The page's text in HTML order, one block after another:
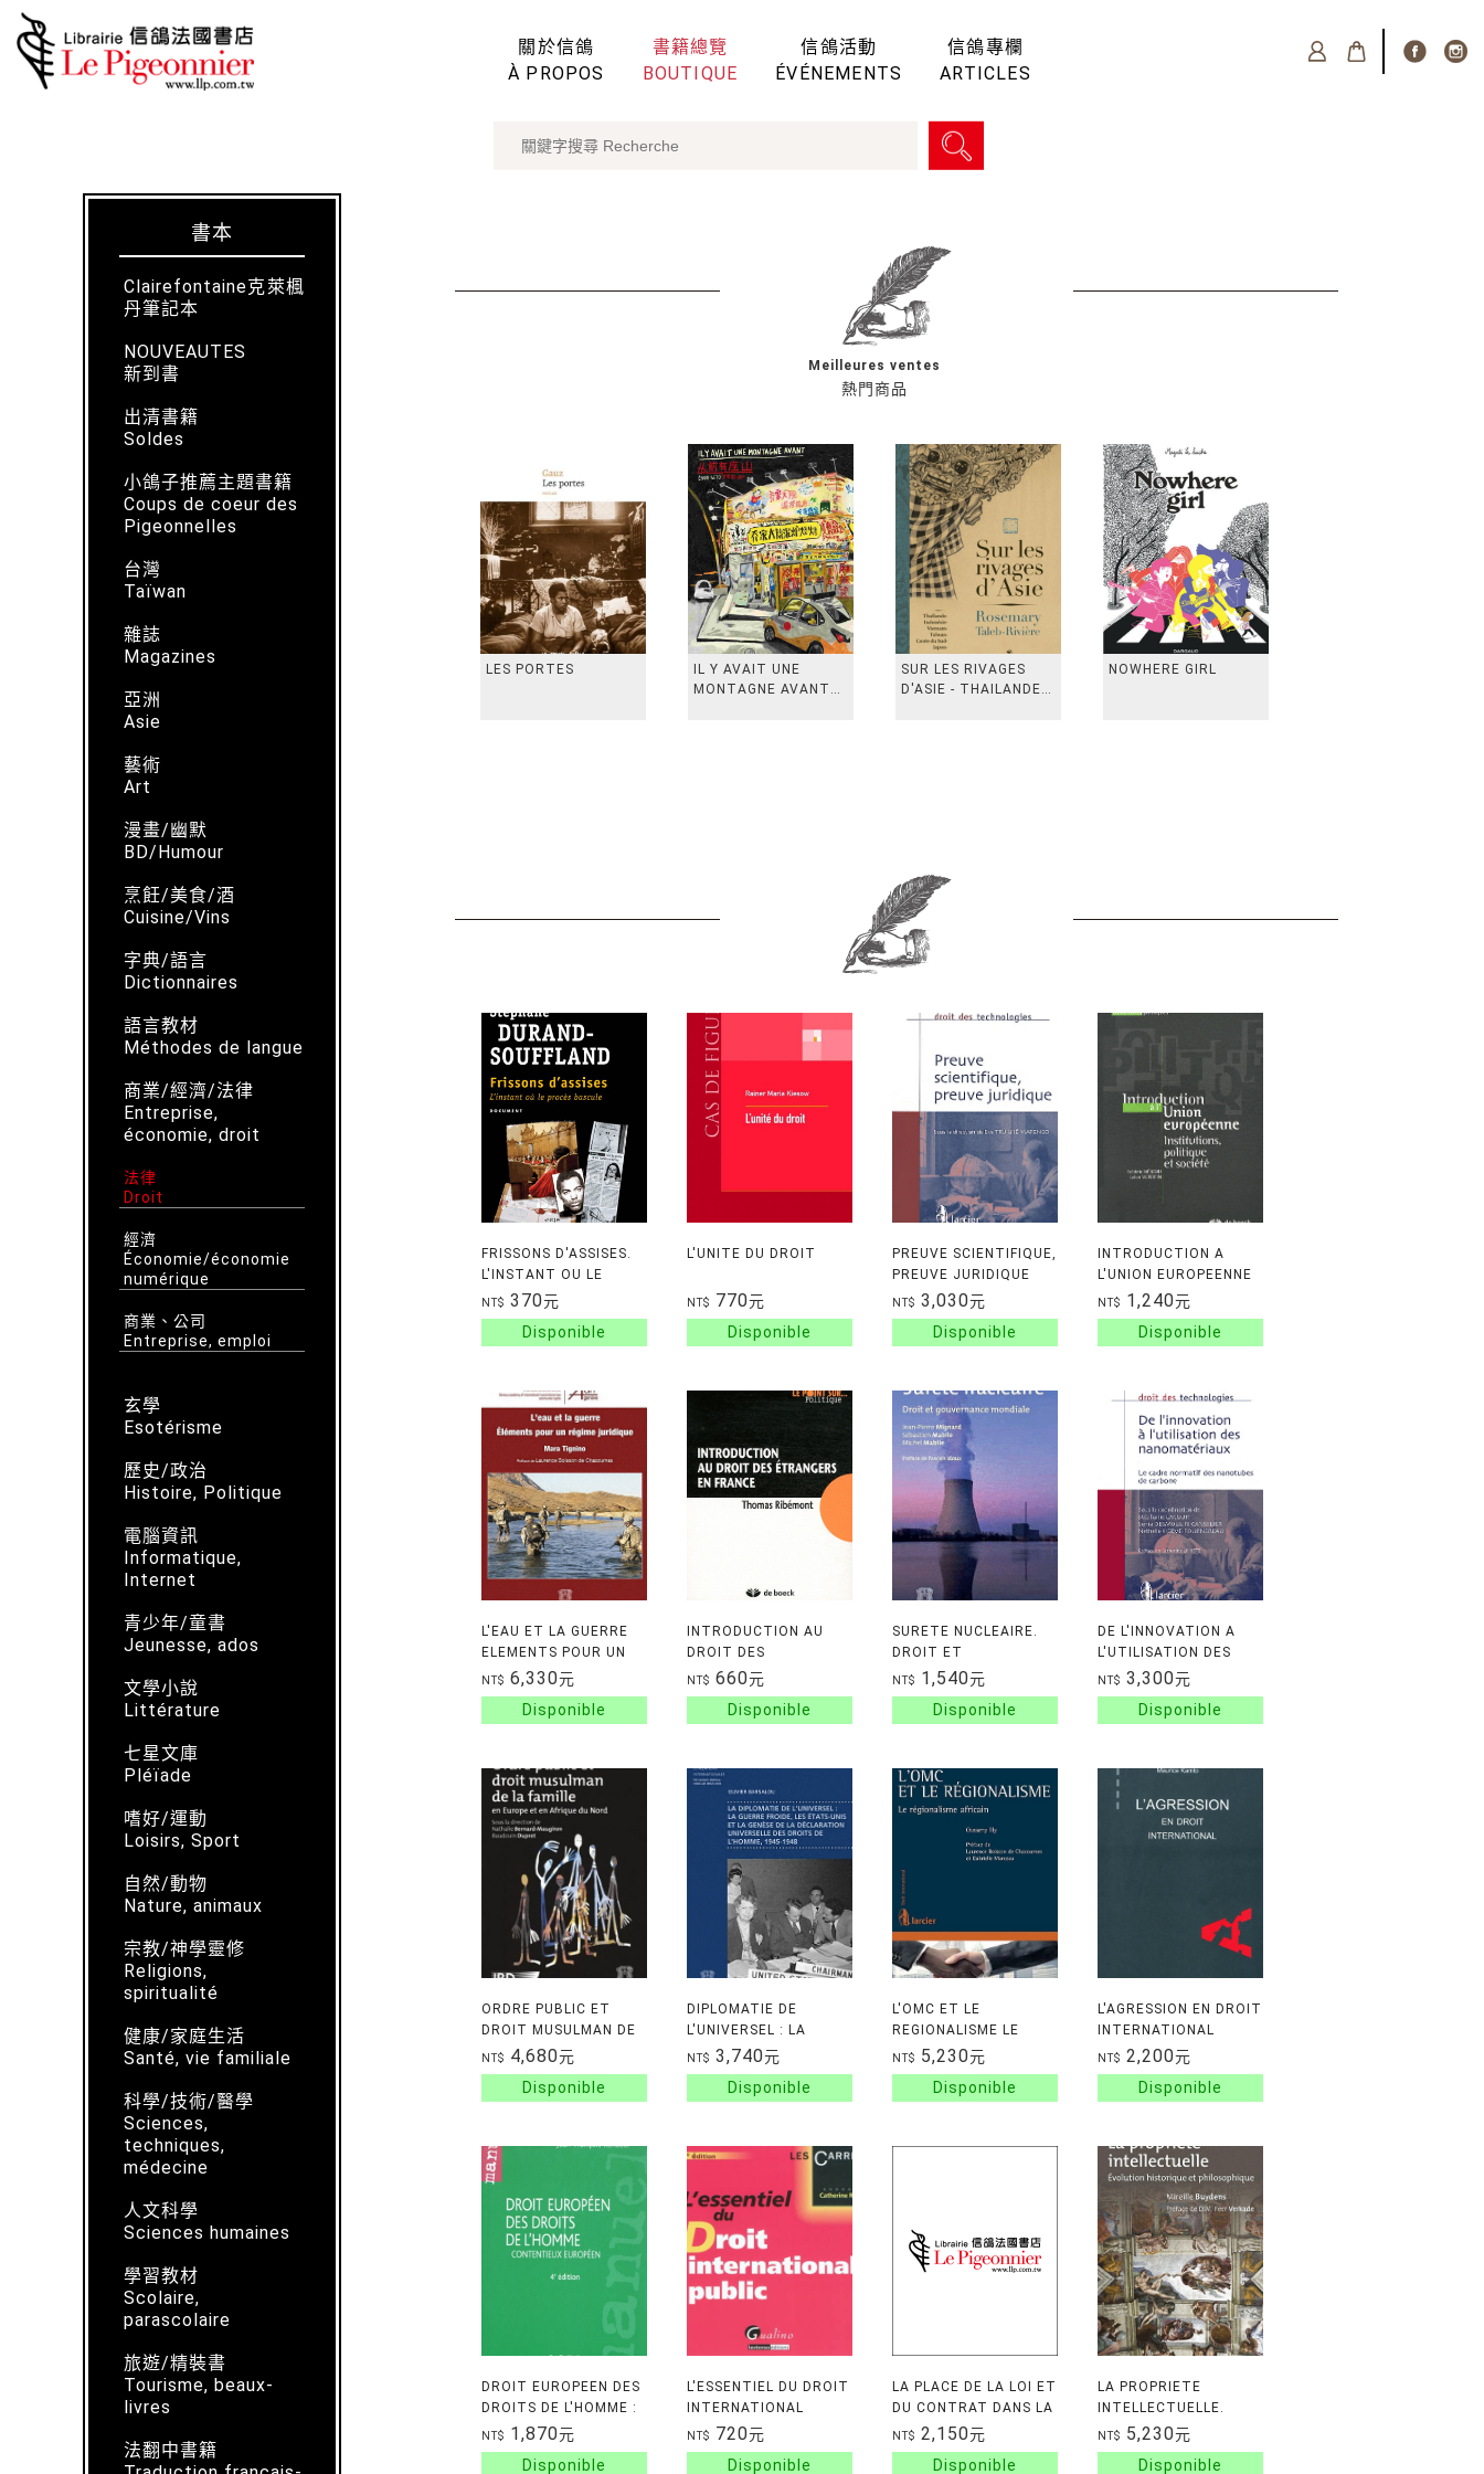
關於信鴿
À PROPOS
書籍總覽
BOUTIQUE
信鴿活動
ÉVÉNEMENTS
信鴿專欄
ARTICLES
書本
Clairefontaine克萊楓
丹筆記本
NOUVEAUTES
新到書
出清書籍
Soldes
小鴿子推薦主題書籍
Coups de coeur des
Pigeonnelles
台灣
Taïwan
雜誌
Magazines
亞洲
Asie
藝術
Art
漫畫/幽默
BD/Humour
烹飪/美食/酒
Cuisine/Vins
字典/語言
Dictionnaires
語言教材
Méthodes de langue
商業/經濟/法律
Entreprise,
économie, droit
法律
Droit
經濟
Économie/économie
numérique
商業、公司
Entreprise, emploi
玄學
Esotérisme
歷史/政治
Histoire, Politique
電腦資訊
Informatique,
Internet
青少年/童書
Jeunesse, ados
文學小說
Littérature
七星文庫
Pléïade
嗜好/運動
Loisirs, Sport
自然/動物
Nature, animaux
宗教/神學靈修
Religions,
spiritualité
健康/家庭生活
Santé, vie familiale
科學/技術/醫學
Sciences,
techniques,
médecine
人文科學
Sciences humaines
學習教材
Scolaire,
parascolaire
旅遊/精裝書
Tourisme, beaux-
livres
法翻中書籍
熱門商品
Meilleures ventes
LES PORTES
IL Y AVAIT UNE
MONTAGNE AVANT
SUR LES RIVAGES
D'ASIE - THAILANDE,
NOWHERE GIRL
FRISSONS D'ASSISES.
L'INSTANT OU LE
PROCES BASCULE
NT$ 370元
L'UNITE DU DROIT
NT$ 770元
PREUVE SCIENTIFIQUE,
PREUVE JURIDIQUE
NT$ 3,030元
INTRODUCTION A
L'UNION EUROPEENNE
INSTITUTIONS,
POLITIQUES ET
SOCIETE
NT$ 1,240元
L'EAU ET LA GUERRE
ELEMENTS POUR UN
REGIME JURIDIQUE
NT$ 6,330元
INTRODUCTION AU
DROIT DES
ETRANGERS EN
FRANCE
NT$ 660元
SURETE NUCLEAIRE.
DROIT ET
GOUVERNANCE
MONDIALE
NT$ 1,540元
DE L'INNOVATION A
L'UTILISATION DES
NANOMATERIAUX - LE
CADRE NORMATIF DES
NANOTUBES DE
NT$ 3,300元
ORDRE PUBLIC ET
DROIT MUSULMAN DE
LA FAMILLE EN EUROPE
ET EN AFRIQUE DE
NT$ 4,680元
DIPLOMATIE DE
L'UNIVERSEL : LA
GUERRE FROIDE, LES
ETATS-UNIS ET LA
GENESE DE LA
NT$ 3,740元
L'OMC ET LE
REGIONALISME LE
REGIONALISME
AFRICAIN
NT$ 5,230元
L'AGRESSION EN DROIT
INTERNATIONAL
NT$ 2,200元
DROIT EUROPEEN DES
DROITS DE L'HOMME :
CONTENTIEUX
EUROPEEN
NT$ 1,870元
L'ESSENTIEL DU DROIT
INTERNATIONAL
PUBLIC
NT$ 720元
LA PLACE DE LA LOI ET
DU CONTRAT DANS LA
GARANTIE DU DROIT A
LA PROTECTION
SOCIALE TOME 1
NT$ 2,150元
LA PROPRIETE
INTELLECTUELLE.
EVOLUTION
HISTORIQUE ET
PHILOSOPHIQUE
NT$ 5,230元